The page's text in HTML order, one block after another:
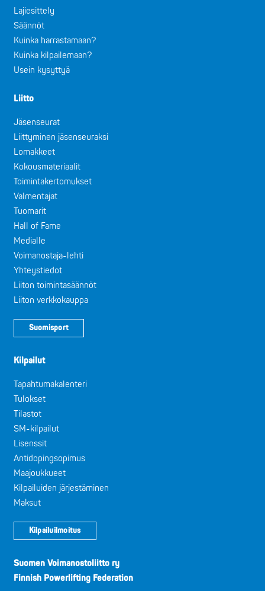
Lajiesittely
Säännöt
Kuinka harrastamaan?
Kuinka kilpailemaan?
Usein kysyttyä
Liitto
Jäsenseurat
Liittyminen jäsenseuraksi
Lomakkeet
Kokousmateriaalit
Toimintakertomukset
Valmentajat
Tuomarit
Hall of Fame
Medialle
Voimanostaja-lehti
Yhteystiedot
Liiton toimintasäännöt
Liiton verkkokauppa
Suomisport
Kilpailut
Tapahtumakalenteri
Tulokset
Tilastot
SM-kilpailut
Lisenssit
Antidopingsopimus
Maajoukkueet
Kilpailuiden järjestäminen
Maksut
Kilpailuilmoitus
Suomen Voimanostoliitto ry
Finnish Powerlifting Federation